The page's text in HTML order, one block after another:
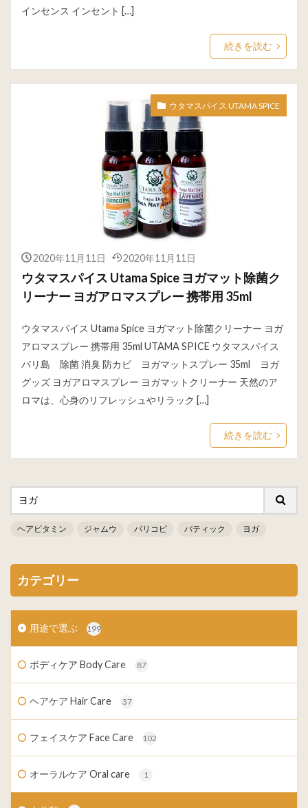
インセンス インセント […]
続きを読む
ウタマスパイス UTAMA SPICE
2020年11月11日 2020年11月11日
ウタマスパイス Utama Spice ヨガマット除菌ク
リーナー ヨガアロマスプレー 携帯用 35ml
ウタマスパイス Utama Spice ヨガマット除菌クリーナー ヨガ
アロマスプレー 携帯用 35ml UTAMA SPICE ウタマスパイス
バリ島 除菌 消臭 防カビ ヨガマットスプレー 35ml ヨガ
グッズ ヨガアロマスプレー ヨガマットクリーナー 天然のア
ロマは、心身のリフレッシュやリラック […]
続きを読む
ヘアビタミン ジャムウ バリコピ バティック ヨガ
カテゴリー
用途で選ぶ 199
ボディケア Body Care 87
ヘアケア Hair Care 37
フェイスケア Face Care 102
オーラルケア Oral care 1